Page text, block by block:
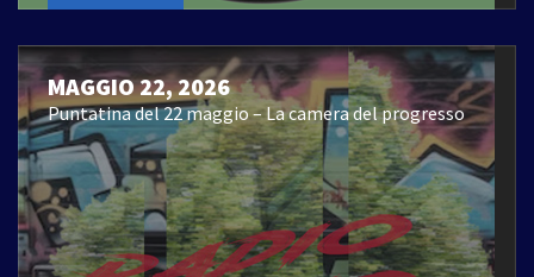
MAGGIO 22, 2026
Puntatina del 22 maggio – La camera del progresso